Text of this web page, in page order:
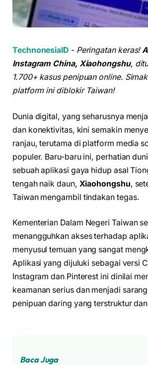
TechnonesiaID - Peringatan keras!
Instagram China, Xiaohongshu,
1.700+ kasus penipuan online.
platform ini diblokir Taiwan!
Dunia digital, yang seharusnya
dan konektivitas, kini semakin
ranjau, terutama di platform media
populer. Baru-baru ini, perhatian
sebuah aplikasi gaya hidup asal
tengah naik daun, Xiaohongshu,
Taiwan mengambil tindakan tegas.
Kementerian Dalam Negeri Taiwan
menangguhkan akses terhadap
menyusul temuan yang sangat
Aplikasi yang dijuluki sebagai versi
Instagram dan Pinterest ini dinilai
keamanan serius dan menjadi
penipuan daring yang terstruktur
Baca Juga